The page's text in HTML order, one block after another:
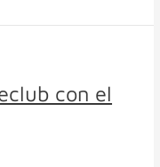
con el